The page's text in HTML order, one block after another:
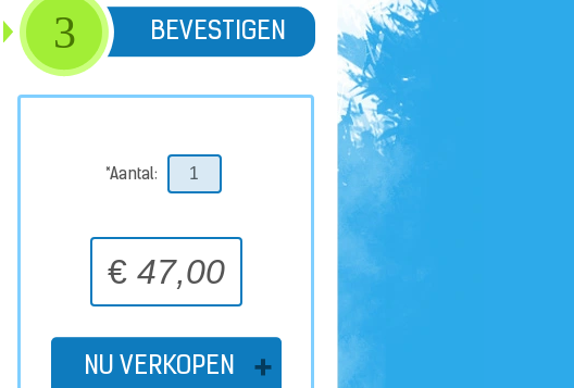
3 BEVESTIGEN
*Aantal:
€ 47,00
NU VERKOPEN